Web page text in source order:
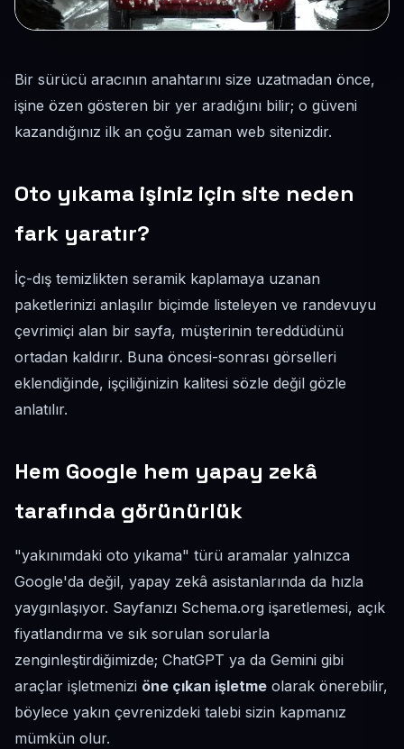
Bir sürücü aracının anahtarını size uzatmadan önce,
işine özen gösteren bir yer aradığını bilir; o güveni
kazandığınız ilk an çoğu zaman web sitenizdir.
Oto yıkama işiniz için site neden
fark yaratır?
İç-dış temizlikten seramik kaplamaya uzanan
paketlerinizi anlaşılır biçimde listeleyen ve randevuyu
çevrimiçi alan bir sayfa, müşterinin tereddüdünü
ortadan kaldırır. Buna öncesi-sonrası görselleri
eklendiğinde, işçiliğinizin kalitesi sözle değil gözle
anlatılır.
Hem Google hem yapay zekâ
tarafında görünürlük
"yakınımdaki oto yıkama" türü aramalar yalnızca
Google'da değil, yapay zekâ asistanlarında da hızla
yaygınlaşıyor. Sayfanızı Schema.org işaretlemesi, açık
fiyatlandırma ve sık sorulan sorularla
zenginleştirdiğimizde; ChatGPT ya da Gemini gibi
araçlar işletmenizi öne çıkan işletme olarak önerebilir,
böylece yakın çevrenizdeki talebi sizin kapmanız
mümkün olur.